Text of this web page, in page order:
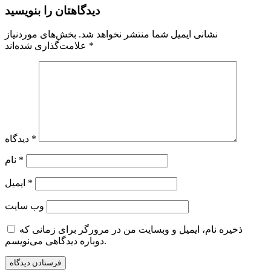
دیدگاهتان را بنویسید
نشانی ایمیل شما منتشر نخواهد شد. بخش‌های موردنیاز
*
*
*
*
وب‌ سایت
ذخیره نام، ایمیل و وبسایت من در مرورگر برای زمانی که
دوباره دیدگاهی می‌نویسم.